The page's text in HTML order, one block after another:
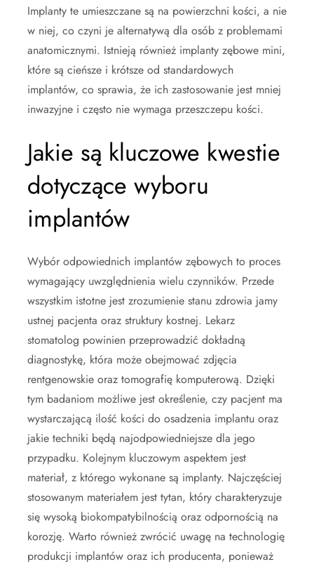
Implanty te umieszczane są na powierzchni kości, a nie
w niej, co czyni je alternatywą dla osób z problemami
anatomicznymi. Istnieją również implanty zębowe mini,
które są cieńsze i krótsze od standardowych
implantów, co sprawia, że ich zastosowanie jest mniej
inwazyjne i często nie wymaga przeszczepu kości.
Jakie są kluczowe kwestie
dotyczące wyboru
implantów
Wybór odpowiednich implantów zębowych to proces
wymagający uwzględnienia wielu czynników. Przede
wszystkim istotne jest zrozumienie stanu zdrowia jamy
ustnej pacjenta oraz struktury kostnej. Lekarz
stomatolog powinien przeprowadzić dokładną
diagnostykę, która może obejmować zdjęcia
rentgenowskie oraz tomografię komputerową. Dzięki
tym badaniom możliwe jest określenie, czy pacjent ma
wystarczającą ilość kości do osadzenia implantu oraz
jakie techniki będą najodpowiedniejsze dla jego
przypadku. Kolejnym kluczowym aspektem jest
materiał, z którego wykonane są implanty. Najczęściej
stosowanym materiałem jest tytan, który charakteryzuje
się wysoką biokompatybilnością oraz odpornością na
korozję. Warto również zwrócić uwagę na technologię
produkcji implantów oraz ich producenta, ponieważ